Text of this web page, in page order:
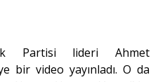
Partisi lideri Ahmet
bir video yayınladı. O da